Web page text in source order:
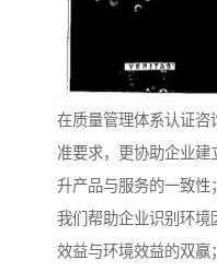
在质量管理体系认证咨
准要求，更协助企业
升产品与服务的一致性
我们帮助企业识别环境
效益与环境效益的双赢